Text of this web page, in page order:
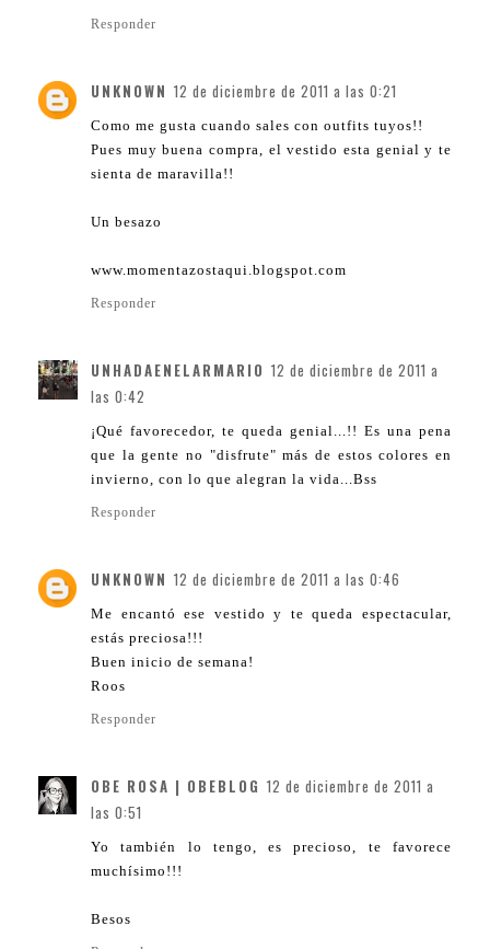
Responder
UNKNOWN 12 de diciembre de 2011 a las 0:21
Como me gusta cuando sales con outfits tuyos!!
Pues muy buena compra, el vestido esta genial y te
sienta de maravilla!!
Un besazo
www.momentazostaqui.blogspot.com
Responder
UNHADAENELARMARIO 12 de diciembre de 2011 a
las 0:42
¡Qué favorecedor, te queda genial...!! Es una pena
que la gente no "disfrute" más de estos colores en
invierno, con lo que alegran la vida...Bss
Responder
UNKNOWN 12 de diciembre de 2011 a las 0:46
Me encantó ese vestido y te queda espectacular,
estás preciosa!!!
Buen inicio de semana!
Roos
Responder
OBE ROSA | OBEBLOG 12 de diciembre de 2011 a
las 0:51
Yo también lo tengo, es precioso, te favorece
muchísimo!!!
Besos